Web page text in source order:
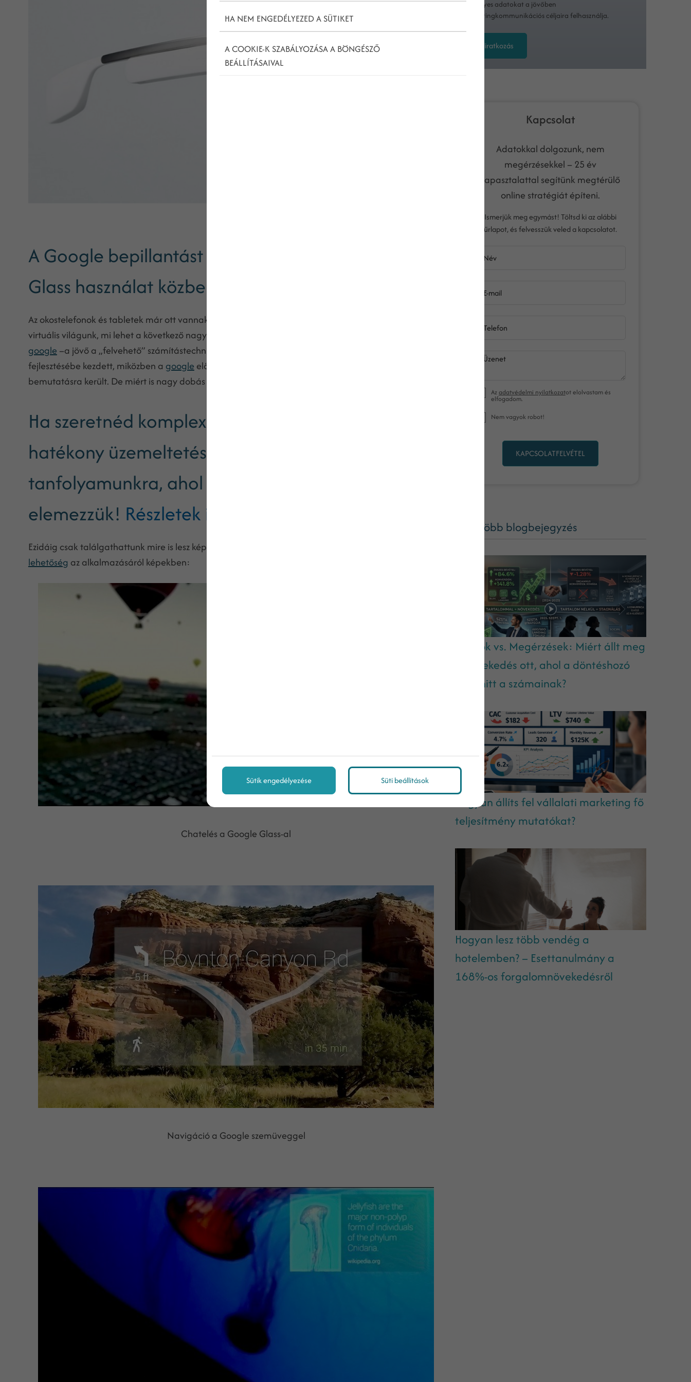
A Google bepillantást enged, milyen is a Google
Glass használat közben
Az okostelefonok és tabletek már ott vannak a mindennapjainkban, de merre is tart gyorsan fejlődő
virtuális világunk, mi lehet a következő nagy dobás? A pálya legnagyobb játékosai szerint – Apple és
google –a jövő a „felvehető” számítástechnikai eszközöké. Az Apple a hírek szerint egy okos óra
fejlesztésébe kezdett, miközben a google előbbre tart: okos szemüvegének prototípusa már
bemutatásra került. De miért is nagy dobás egy ilyen okos szemüveget viselni?
Ha szeretnéd komplexen látni, mi kell honlapod
hatékony üzemeltetéséhez, gyere el
tanfolyamunkra, ahol mindezt részleteiben
elemezzük! Részletek ide kattintva!
Ezidáig csak találgathattunk mire is lesz képes egy ilyen eszköz. Íme néhány, ízelítőként bemutatott
lehetőség az alkalmazásáról képekben:
Chatelés a Google Glass-al
Navigáció a Google szemüveggel
személyes adatokat a jövőben
marketingkommunikációs céljaira felhasználja.
Feliratkozás
Kapcsolat
Adatokkal dolgozunk, nem
megérzésekkel – 25 év
tapasztalattal segítünk megtérülő
online stratégiát építeni.
Ismerjük meg egymást! Töltsd ki az alábbi
űrlapot, és felvesszük veled a kapcsolatot.
Név
E-mail
Telefon
Üzenet
Azadatvédelmi nyilatkozatot elolvastam és
elfogadom.
Nem vagyok robot!
KAPCSOLATFELVÉTEL
Még több blogbejegyzés
Adatok vs. Megérzések: Miért állt meg
a növekedés ott, ahol a döntéshozó
nem hitt a számainak?
Hogyan állíts fel vállalati marketing fő
teljesítmény mutatókat?
Hogyan lesz több vendég a
hotelemben? – Esettanulmány a
168%-os forgalomnövekedésről
HA NEM ENGEDÉLYEZED A SÜTIKET
A COOKIE-K SZABÁLYOZÁSA A BÖNGÉSZŐ
BEÁLLÍTÁSAIVAL
Sütik engedélyezése Süti beállítások